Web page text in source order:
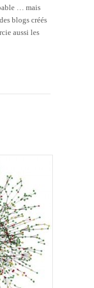
… mais
blogs créés
aussi les